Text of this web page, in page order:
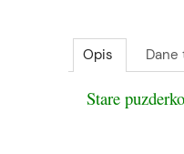
Opis
Stare